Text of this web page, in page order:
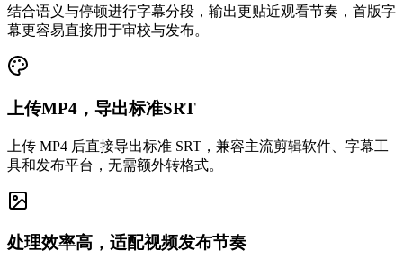
结合语义与停顿进行字幕分段，输出更贴近观看节奏，首版字
幕更容易直接用于审校与发布。
上传MP4，导出标准SRT
上传 MP4 后直接导出标准 SRT，兼容主流剪辑软件、字幕工
具和发布平台，无需额外转格式。
处理效率高，适配视频发布节奏